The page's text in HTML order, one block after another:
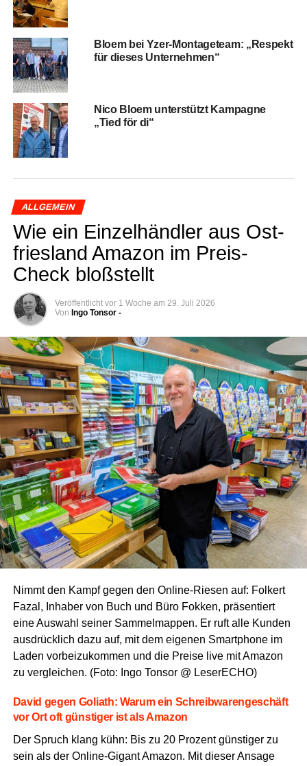
Blo­em bei Yzer-Mon­ta­ge­team: „Respekt
für die­ses Unternehmen“
Nico Blo­em unter­stützt Kam­pa­gne
„Tied för di“
ALLGEMEIN
Wie ein Ein­zel­händ­ler aus Ost­
fries­land Ama­zon im Preis-
Check bloßstellt
Veröffentlicht vor 1 Woche am 29. Juli 2026
Von Ingo Tonsor -
Nimmt den Kampf gegen den Online-Rie­sen auf: Fol­kert
Fazal, Inha­ber von Buch und Büro Fok­ken, prä­sen­tiert
eine Aus­wahl sei­ner Sam­mel­map­pen. Er ruft alle Kun­den
aus­drück­lich dazu auf, mit dem eige­nen Smart­phone im
Laden vor­bei­zu­kom­men und die Prei­se live mit Ama­zon
zu ver­glei­chen. (Foto: Ingo Ton­sor @ LeserECHO)
David gegen Goli­ath: War­um ein Schreib­wa­ren­ge­schäft
vor Ort oft güns­ti­ger ist als Amazon
Der Spruch klang kühn: Bis zu 20 Pro­zent güns­ti­ger zu
sein als der Online-Gigant Ama­zon. Mit die­ser Ansa­ge